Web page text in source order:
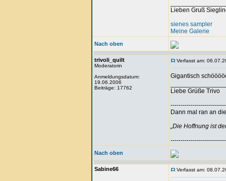
Lieben Gruß
sienes sampler
Meine Galerie
Nach oben
trivoli_quilt
Moderatorin
Anmeldungsdatum:
19.06.2006
Beiträge: 17762
Verfasst am:
Gigantisch
Liebe Grüße Trivo
Dann mal ran an
„Die Hoffnung ist
Nach oben
Sabine66 Verfasst am: